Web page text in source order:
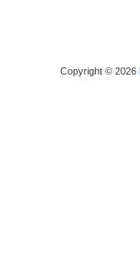
Copyright © 2026